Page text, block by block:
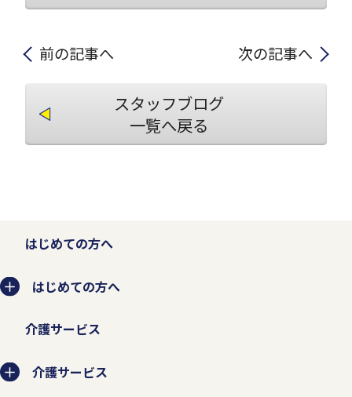
前の記事へ 次の記事へ
スタッフブログ
一覧へ戻る
はじめての方へ
はじめての方へ
介護サービス
介護サービス